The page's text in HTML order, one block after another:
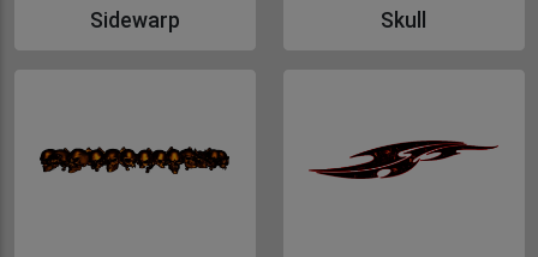
Sidewarp Skull